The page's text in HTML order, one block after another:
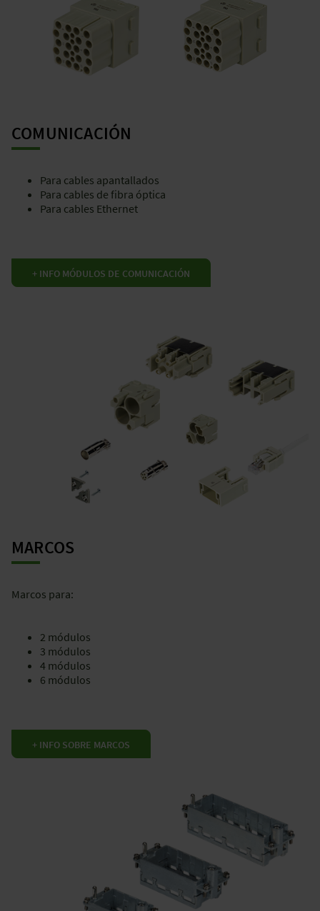
COMUNICACIÓN
Para cables apantallados
Para cables de fibra óptica
Para cables Ethernet
+ INFO MÓDULOS DE COMUNICACIÓN
MARCOS
Marcos para:
2 módulos
3 módulos
4 módulos
6 módulos
+ INFO SOBRE MARCOS